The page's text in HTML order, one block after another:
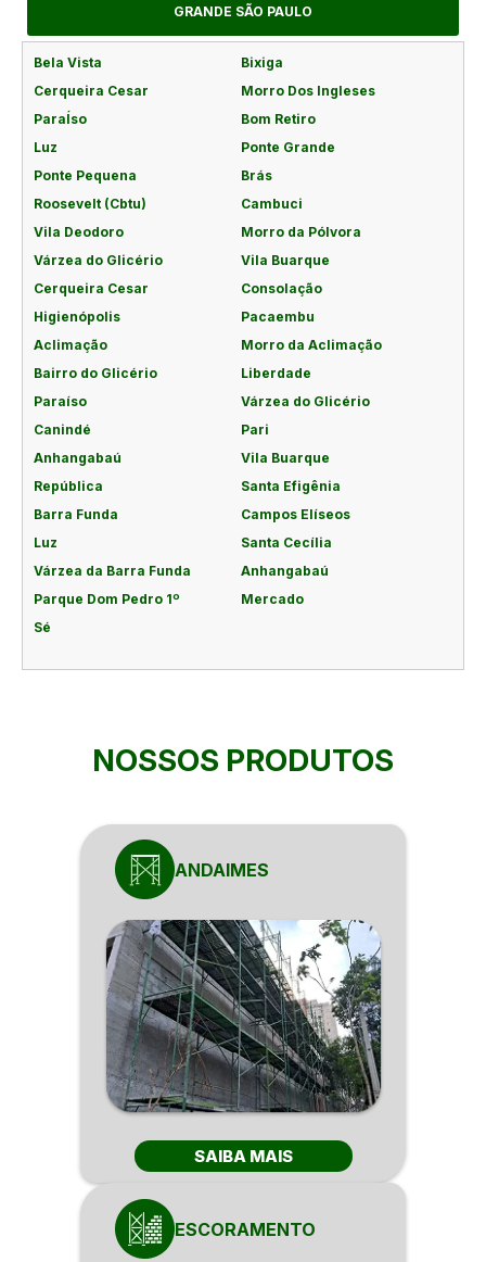
GRANDE SÃO PAULO
Bela Vista
Bixiga
Cerqueira Cesar
Morro Dos Ingleses
ParaÍso
Bom Retiro
Luz
Ponte Grande
Ponte Pequena
Brás
Roosevelt (Cbtu)
Cambuci
Vila Deodoro
Morro da Pólvora
Várzea do Glicério
Vila Buarque
Cerqueira Cesar
Consolação
Higienópolis
Pacaembu
Aclimação
Morro da Aclimação
Bairro do Glicério
Liberdade
Paraíso
Várzea do Glicério
Canindé
Pari
Anhangabaú
Vila Buarque
República
Santa Efigênia
Barra Funda
Campos Elíseos
Luz
Santa Cecília
Várzea da Barra Funda
Anhangabaú
Parque Dom Pedro 1º
Mercado
Sé
NOSSOS PRODUTOS
ANDAIMES
SAIBA MAIS
ESCORAMENTO